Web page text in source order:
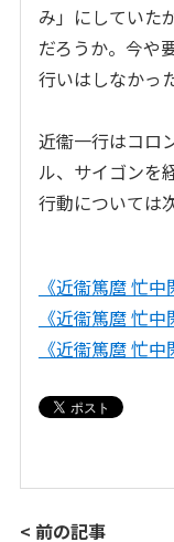
み」にしていた
だろうか。今や
行いはしなかっ
近衞一行はコロ
ル、サイゴンを
行動については
《近衞篤麿 忙
《近衞篤麿 忙
《近衞篤麿 忙
< 前の記事